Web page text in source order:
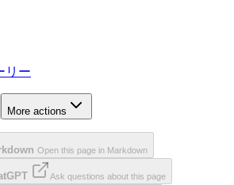
リー
More actions
Open this page in Markdown
Ask questions about this page